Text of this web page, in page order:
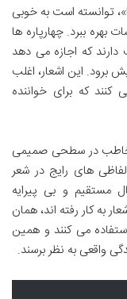
توانسته است به خوبی
ببرد. چهارپاره ها
که اجازه می دهد
برود. این اشعار، اغلب
که برای خواننده
مخاطب در سطحی صمیمی
لفاظی های رایج در شعر
مستقیم و بی پیرایه
به کار رفته اند، همان
می کنند و همین
واقعی به نظر برسند.